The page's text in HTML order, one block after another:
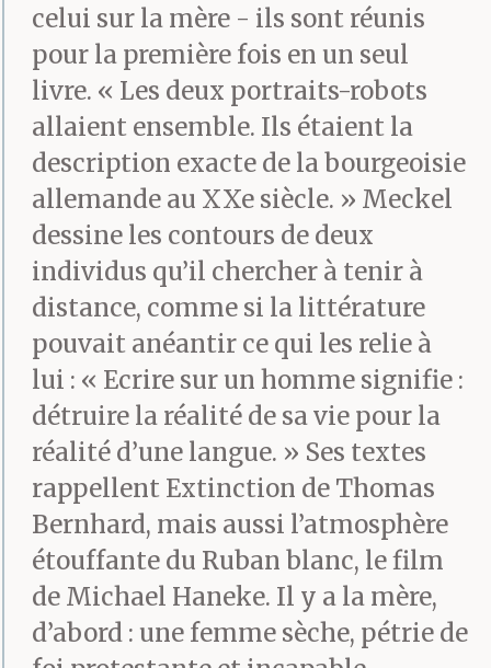
celui sur la mère - ils sont réunis
pour la première fois en un seul
livre. « Les deux portraits-robots
allaient ensemble. Ils étaient la
description exacte de la bourgeoisie
allemande au XXe siècle. » Meckel
dessine les contours de deux
individus qu’il chercher à tenir à
distance, comme si la littérature
pouvait anéantir ce qui les relie à
lui : « Ecrire sur un homme signifie :
détruire la réalité de sa vie pour la
réalité d’une langue. » Ses textes
rappellent Extinction de Thomas
Bernhard, mais aussi l’atmosphère
étouffante du Ruban blanc, le film
de Michael Haneke. Il y a la mère,
d’abord : une femme sèche, pétrie de